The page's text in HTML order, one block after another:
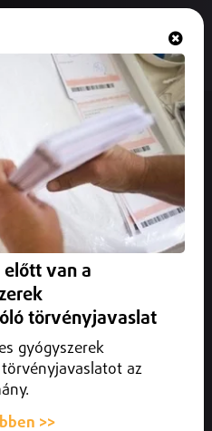
a hétköznapi
érinti
vizsgálatok hasznosítható,
előtt van a
törvényjavaslat
gyógyszerek
az
>>